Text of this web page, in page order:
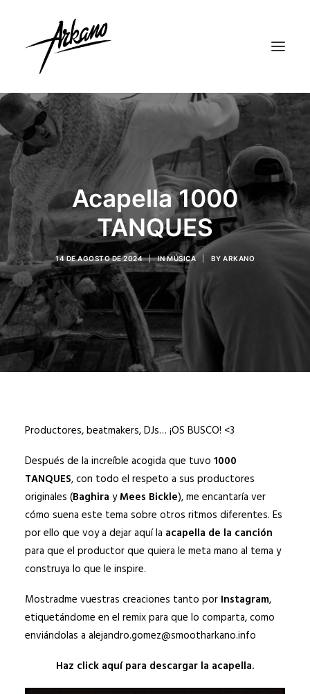
Acapella 1000
TANQUES
14 DE AGOSTO DE 2024 | INMÚSICA BY ARKANO
Productores, beatmakers, DJs… ¡OS BUSCO! <3
Después de la increíble acogida que tuvo 1000
TANQUES, con todo el respeto a sus productores
originales (Baghira yMees Bickle), me encantaría ver
cómo suena este tema sobre otros ritmos diferentes. Es
por ello que voy a dejar aquí la acapella de la canción
para que el productor que quiera le meta mano al tema y
construya lo que le inspire.
Mostradme vuestras creaciones tanto por Instagram,
etiquetándome en el remix para que lo comparta, como
enviándolas a alejandro.gomez@smootharkano.info
Haz click aquí para descargar la acapella.